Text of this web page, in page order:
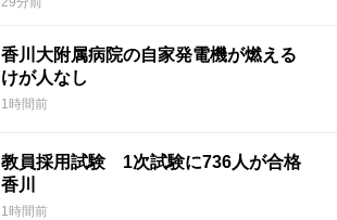
香川大附属病院の自家発電機が燃える
けが人なし
1時間前
教員採用試験 1次試験に736人が合格
香川
1時間前